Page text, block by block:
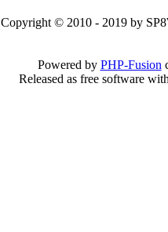
Copyright © 2010 - 2019 by
Powered by PHP-Fusion
Released as free software